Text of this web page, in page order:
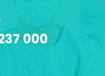
000